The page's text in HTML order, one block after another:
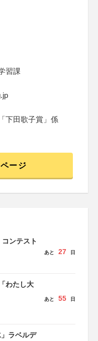
習課
下田歌子賞」係
ージ
ンテスト
あと 27 日
わたし大
あと 55 日
ラベルデ